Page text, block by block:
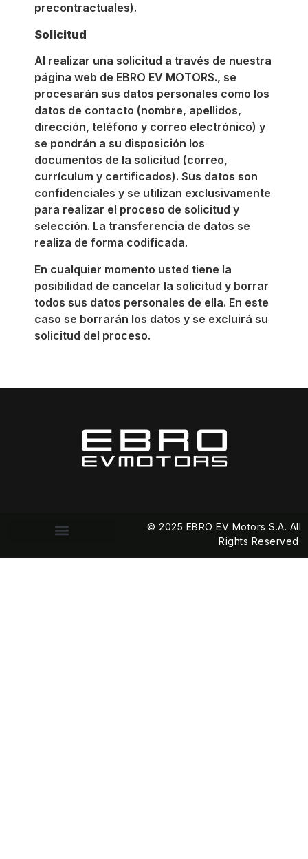
precontractuales).
Solicitud
Al realizar una solicitud a través de nuestra
página web de EBRO EV MOTORS., se
procesarán sus datos personales como los
datos de contacto (nombre, apellidos,
dirección, teléfono y correo electrónico) y
se pondrán a su disposición los
documentos de la solicitud (correo,
currículum y certificados). Sus datos son
confidenciales y se utilizan exclusivamente
para realizar el proceso de solicitud y
selección. La transferencia de datos se
realiza de forma codificada.
En cualquier momento usted tiene la
posibilidad de cancelar la solicitud y borrar
todos sus datos personales de ella. En este
caso se borrarán los datos y se excluirá su
solicitud del proceso.
© 2025 EBRO EV Motors S.A. All
Rights Reserved.